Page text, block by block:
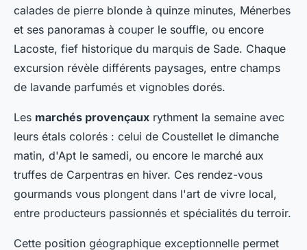
calades de pierre blonde à quinze minutes, Ménerbes
et ses panoramas à couper le souffle, ou encore
Lacoste, fief historique du marquis de Sade. Chaque
excursion révèle différents paysages, entre champs
de lavande parfumés et vignobles dorés.
Les marchés provençaux rythment la semaine avec
leurs étals colorés : celui de Coustellet le dimanche
matin, d'Apt le samedi, ou encore le marché aux
truffes de Carpentras en hiver. Ces rendez-vous
gourmands vous plongent dans l'art de vivre local,
entre producteurs passionnés et spécialités du terroir.
Cette position géographique exceptionnelle permet